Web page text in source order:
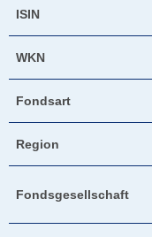
ISIN
WKN
Fondsart
Region
Fondsgesellschaft